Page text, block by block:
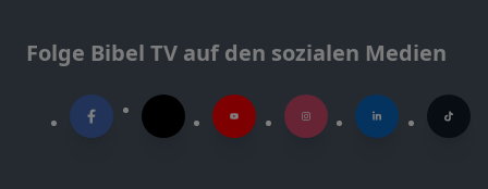
Folge Bibel TV auf den sozialen Medien